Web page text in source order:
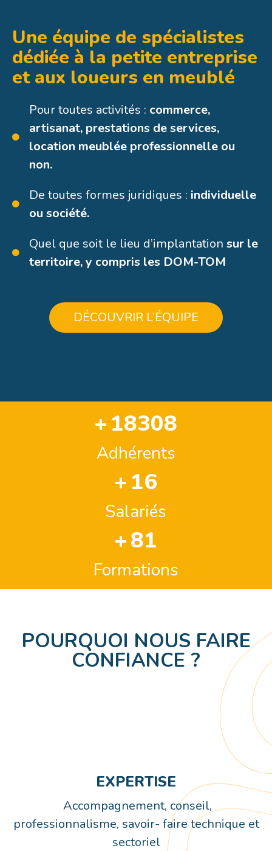
Une équipe de spécialistes
dédiée à la petite entreprise
et aux loueurs en meublé
Pour toutes activités : commerce,
artisanat, prestations de services,
location meublée professionnelle ou
non.
De toutes formes juridiques : individuelle
ou société.
Quel que soit le lieu d’implantation sur le
territoire, y compris les DOM-TOM
DÉCOUVRIR L’ÉQUIPE
+ 21990
Adhérents
+ 19
Salariés
+99
Formations
POURQUOI NOUS FAIRE
CONFIANCE ?
EXPERTISE
Accompagnement, conseil,
professionnalisme, savoir- faire technique et
sectoriel